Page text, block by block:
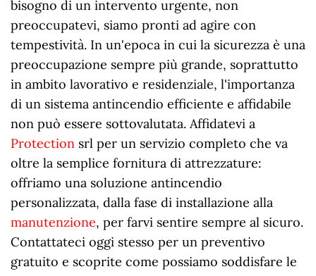
bisogno di un intervento urgente, non
preoccupatevi, siamo pronti ad agire con
tempestività. In un'epoca in cui la sicurezza è una
preoccupazione sempre più grande, soprattutto
in ambito lavorativo e residenziale, l'importanza
di un sistema antincendio efficiente e affidabile
non può essere sottovalutata. Affidatevi a
Protection srl per un servizio completo che va
oltre la semplice fornitura di attrezzature:
offriamo una soluzione antincendio
personalizzata, dalla fase di installazione alla
manutenzione, per farvi sentire sempre al sicuro.
Contattateci oggi stesso per un preventivo
gratuito e scoprite come possiamo soddisfare le